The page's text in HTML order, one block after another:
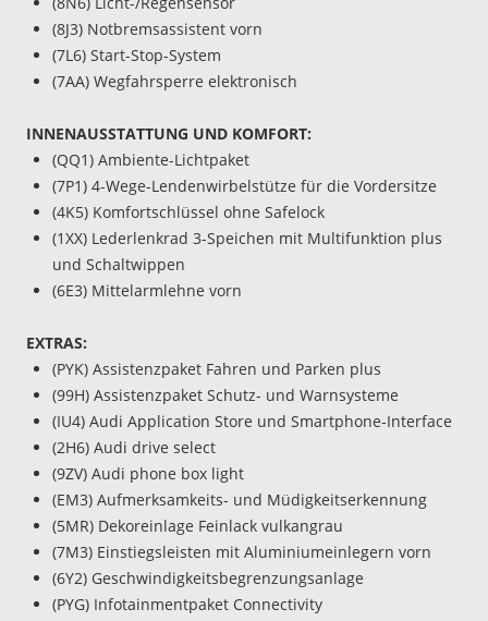
(8J3) Notbremsassistent vorn
(7L6) Start-Stop-System
(7AA) Wegfahrsperre elektronisch
INNENAUSSTATTUNG UND KOMFORT:
(QQ1) Ambiente-Lichtpaket
(7P1) 4-Wege-Lendenwirbelstütze für die Vordersitze
(4K5) Komfortschlüssel ohne Safelock
(1XX) Lederlenkrad 3-Speichen mit Multifunktion plus
und Schaltwippen
(6E3) Mittelarmlehne vorn
EXTRAS:
(PYK) Assistenzpaket Fahren und Parken plus
(99H) Assistenzpaket Schutz- und Warnsysteme
(IU4) Audi Application Store und Smartphone-Interface
(2H6) Audi drive select
(9ZV) Audi phone box light
(EM3) Aufmerksamkeits- und Müdigkeitserkennung
(5MR) Dekoreinlage Feinlack vulkangrau
(7M3) Einstiegsleisten mit Aluminiumeinlegern vorn
(6Y2) Geschwindigkeitsbegrenzungsanlage
(PYG) Infotainmentpaket Connectivity